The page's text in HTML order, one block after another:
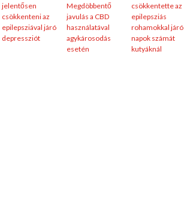
jelentősen
csökkenteni az
epilepsziával járó
depressziót
Megdöbbentő
javulás a CBD
használatával
agykárosodás
esetén
csökkentette az
epilepsziás
rohamokkal járó
napok számát
kutyáknál